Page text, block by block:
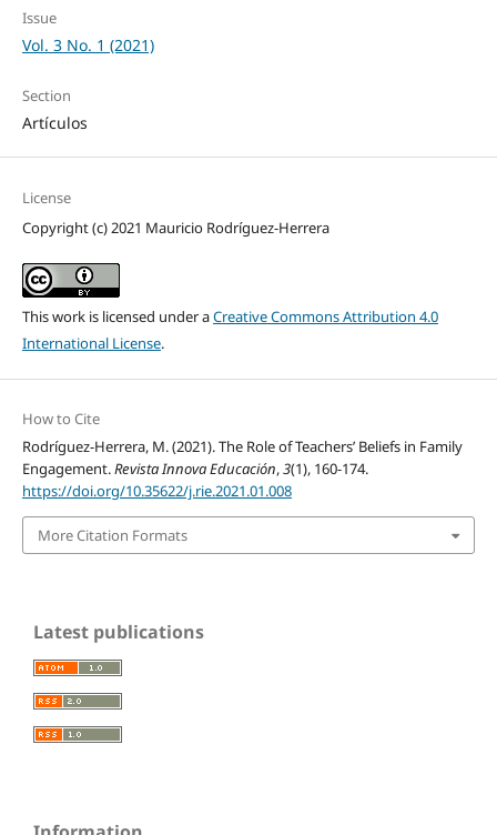
Issue
Vol. 3 No. 1 (2021)
Section
Artículos
License
Copyright (c) 2021 Mauricio Rodríguez-Herrera
This work is licensed under aCreative Commons Attribution 4.0
International License.
How to Cite
Rodríguez-Herrera, M. (2021). The Role of Teachers’ Beliefs in Family
Engagement.Revista Innova Educación,3(1), 160-174.
https://doi.org/10.35622/j.rie.2021.01.008
More Citation Formats
Latest publications